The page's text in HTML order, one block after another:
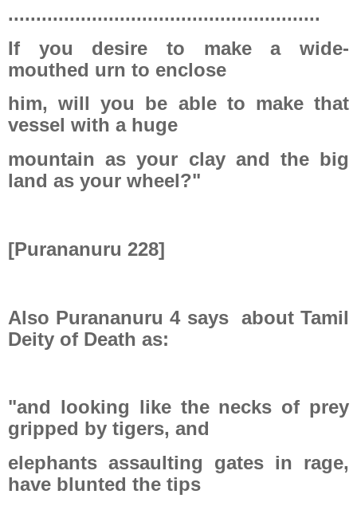
........................................................
If you desire to make a wide-
mouthed urn to enclose
him, will you be able to make that
vessel with a huge
mountain as your clay and the big
land as your wheel?"
[Purananuru 228]
Also Purananuru 4 says
about Tamil
Deity of Death as:
"and looking like the necks of prey
gripped by tigers, and
elephants assaulting gates in rage,
have blunted the tips